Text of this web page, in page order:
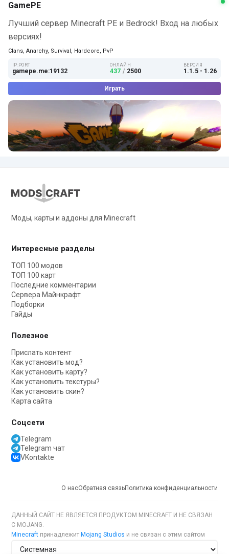
GamePE
Лучший сервер Minecraft PE и Bedrock! Вход на любых
версиях!
Clans, Anarchy, Survival, Hardcore, PvP
IP:PORT
gamepe.me:19132
ОНЛАЙН
437 / 2500
ВЕРСИЯ
1.1.5 - 1.26
Играть
Моды, карты и аддоны для Minecraft
Интересные разделы
ТОП 100 модов
ТОП 100 карт
Последние комментарии
Сервера Майнкрафт
Подборки
Гайды
Полезное
Прислать контент
Как установить мод?
Как установить карту?
Как установить текстуры?
Как установить скин?
Карта сайта
Соцсети
Telegram
Telegram чат
VKontakte
О насОбратная связьПолитика конфиденциальности
ДАННЫЙ САЙТ НЕ ЯВЛЯЕТСЯ ПРОДУКТОМ MINECRAFT И НЕ СВЯЗАН
С MOJANG.
Minecraft принадлежит Mojang Studios и не связан с этим сайтом